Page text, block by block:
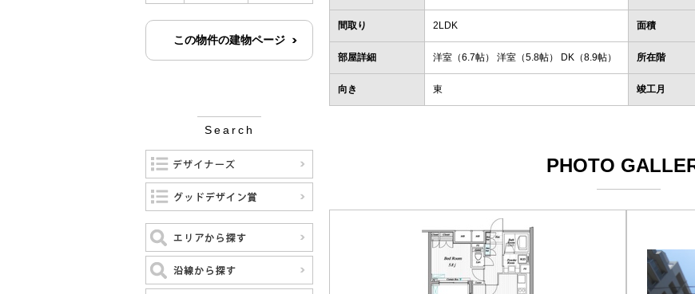
間取り 2LDK 面積
部屋詳細 洋室（6.7帖） 洋室（5.8帖） DK（8.9帖） 所在階
向き 東 竣工月
PHOTO
この物件の建物ページ
Search